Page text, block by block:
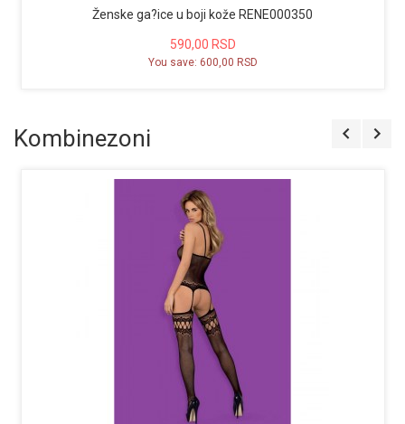
Ženske ga?ice u boji kože RENE000350
590,00 RSD
You save: 600,00 RSD
Kombinezoni